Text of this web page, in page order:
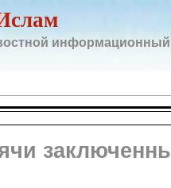
информационный